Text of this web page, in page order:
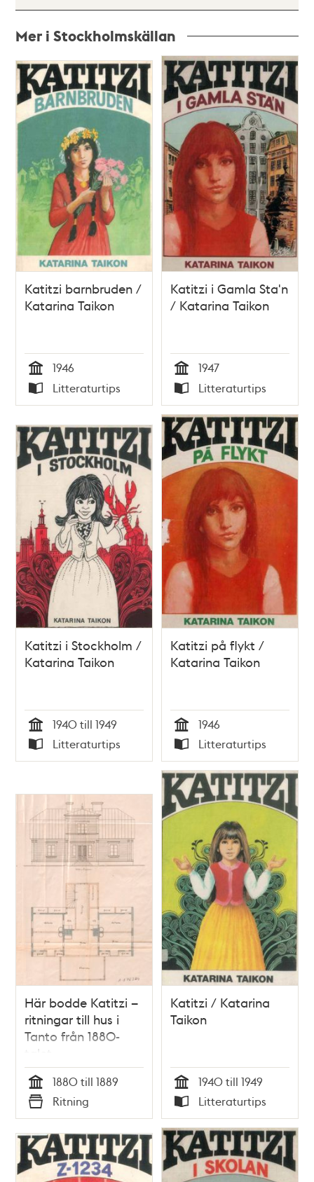
Mer i Stockholmskällan
Relaterade
poster
och
teman
Katitzi barnbruden /
Katarina Taikon
Tid
1946
Typ
Litteraturtips
Katitzi i Gamla Sta'n
/ Katarina Taikon
Tid
1947
Typ
Litteraturtips
Katitzi i Stockholm /
Katarina Taikon
Tid
1940 till 1949
Typ
Litteraturtips
Katitzi på flykt /
Katarina Taikon
Tid
1946
Typ
Litteraturtips
Här bodde Katitzi –
ritningar till hus i
Tanto från 1880-
talet
Tid
1880 till 1889
Typ
Ritning
Katitzi / Katarina
Taikon
Tid
1940 till 1949
Typ
Litteraturtips